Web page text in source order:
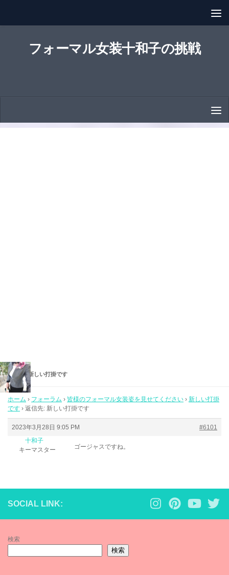
フォーマル女装十和子の挑戦
返信先: 新しい打掛です
ホーム › フォーラム › 皆様のフォーマル女装姿を見せてください › 新しい打掛
です › 返信先: 新しい打掛です
2023年3月28日 9:05 PM
#6101
十和子
キーマスター
ゴージャスですね。
SOCIAL LINK:
検索
検索